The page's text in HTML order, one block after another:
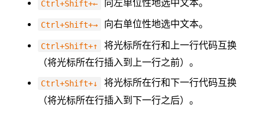
Ctrl+Shift+← 向左单位性地选中文本。
Ctrl+Shift+→ 向右单位性地选中文本。
Ctrl+Shift+↑
将光标所在行和上一行代码互换
（将光标所在行插入到上一行之前）。
Ctrl+Shift+↓
将光标所在行和下一行代码互换
（将光标所在行插入到下一行之后）。